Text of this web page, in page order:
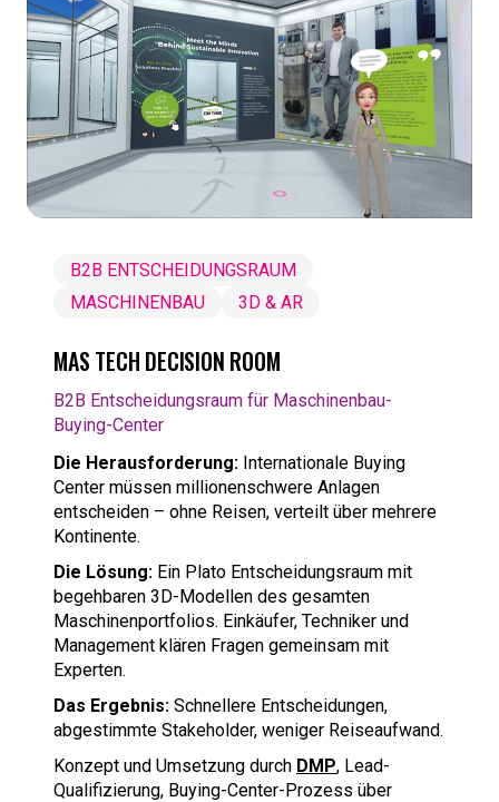
B2B ENTSCHEIDUNGSRAUM
MASCHINENBAU
3D & AR
MAS TECH DECISION ROOM
B2B Entscheidungsraum für Maschinenbau-
Buying-Center
Die Herausforderung: Internationale Buying
Center müssen millionenschwere Anlagen
entscheiden – ohne Reisen, verteilt über mehrere
Kontinente.
Die Lösung: Ein Plato Entscheidungsraum mit
begehbaren 3D-Modellen des gesamten
Maschinenportfolios. Einkäufer, Techniker und
Management klären Fragen gemeinsam mit
Experten.
Das Ergebnis: Schnellere Entscheidungen,
abgestimmte Stakeholder, weniger Reiseaufwand.
Konzept und Umsetzung durch DMP, Lead-
Qualifizierung, Buying-Center-Prozess über